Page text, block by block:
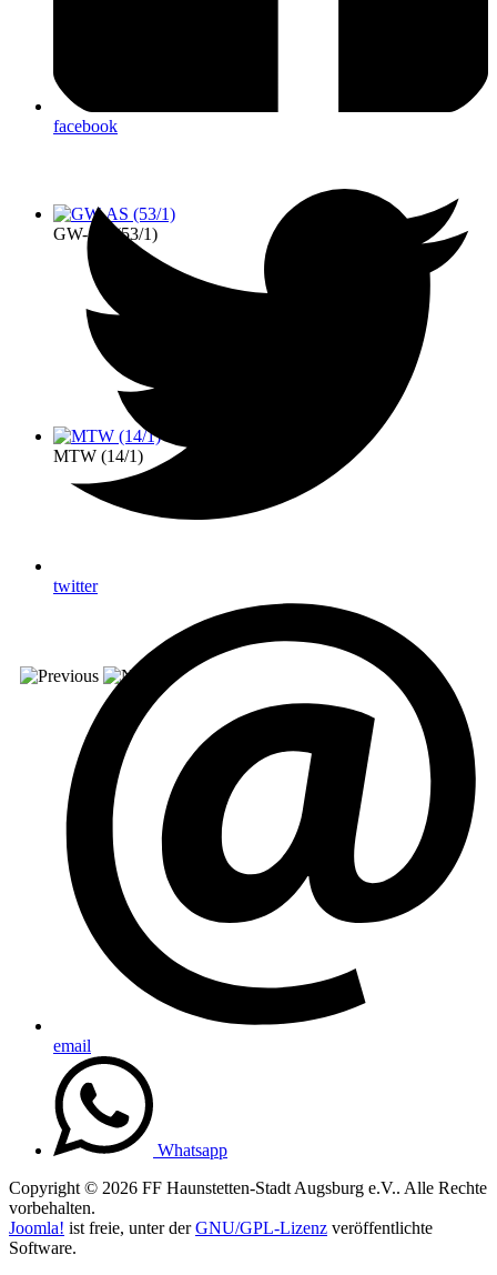
GW-AS (53/1)
MTW (14/1)
facebook
twitter
email
Whatsapp
Copyright © 2026 FF Haunstetten-Stadt Augsburg e.V.. Alle Rechte
vorbehalten.
Joomla! ist freie, unter derGNU/GPL-Lizenz veröffentlichte
Software.